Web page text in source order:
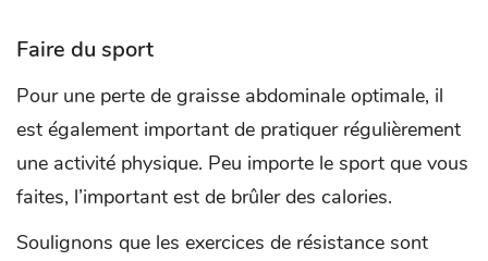
Faire du sport
Pour une perte de graisse abdominale optimale, il
est également important de pratiquer régulièrement
une activité physique. Peu importe le sport que vous
faites, l’important est de brûler des calories.
Soulignons que les exercices de résistance sont